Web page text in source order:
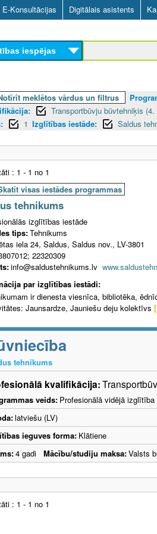
Skip
to
main
content
E-Konsultācijas Digitālais asistents
iespējas
meklētos vārdus un filtrus
Transportbūvju būvtehniķis
1 Izglītības iestāde: Saldus
: 1 - 1 no 1
visas iestādes programmas
tehnikums
izglītības iestāde
tips:Tehnikums
iela 24, Saldus, Saldus nov., LV-3801
22320309
info@saldustehnikums.lv
par izglītības iestādi:
ir dienesta viesnīca, bibliotēka,
Jaunsardze, Jauniešu deju kolektīvs
tehnikums
kvalifikācija:
veids: Profesionālā vidējā
latviešu (LV)
ieguves forma: Klātiene
4 gadi Mācību/studiju maksa:Valsts
: 1 - 1 no 1